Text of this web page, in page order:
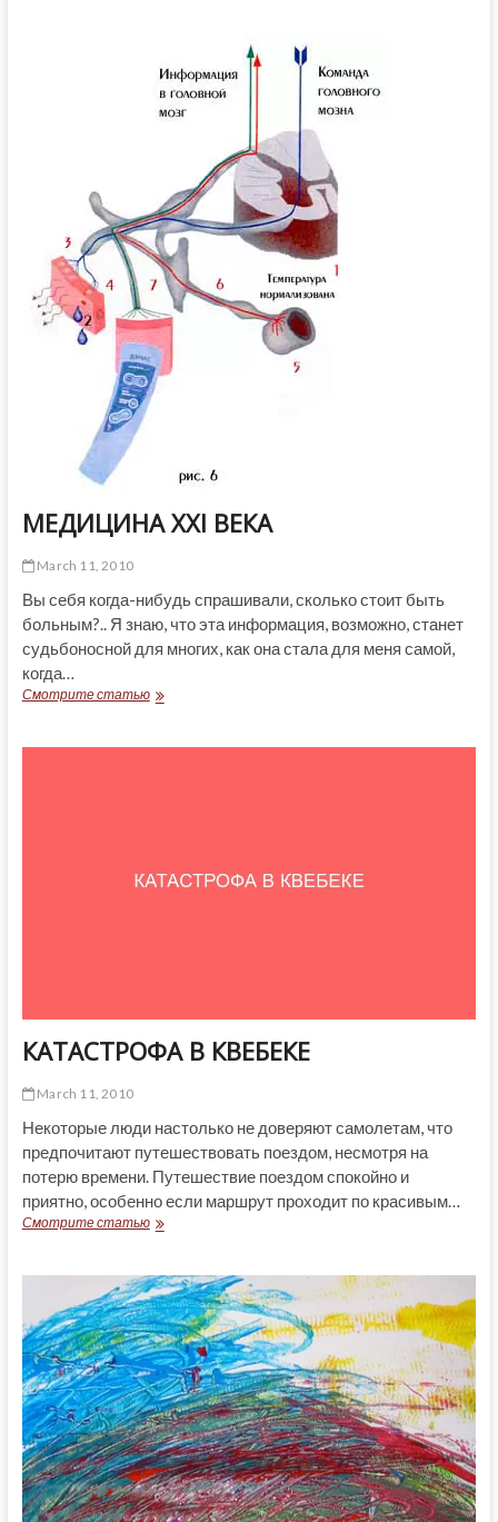
МЕДИЦИНА XXI ВЕКА
March 11, 2010
Вы себя когда-нибудь спрашивали, сколько стоит быть
больным?.. Я знаю, что эта информация, возможно, станет
судьбоносной для многих, как она стала для меня самой,
когда…
Смотрите статьюМЕДИЦИНА
КАТАСТРОФА В КВЕБЕКЕ
March 11, 2010
Некоторые люди настолько не доверяют самолетам, что
предпочитают путешествовать поездом, несмотря на
потерю времени. Путешествие поездом спокойно и
приятно, особенно если маршрут проходит по красивым…
Смотрите статьюКАТАСТРОФА